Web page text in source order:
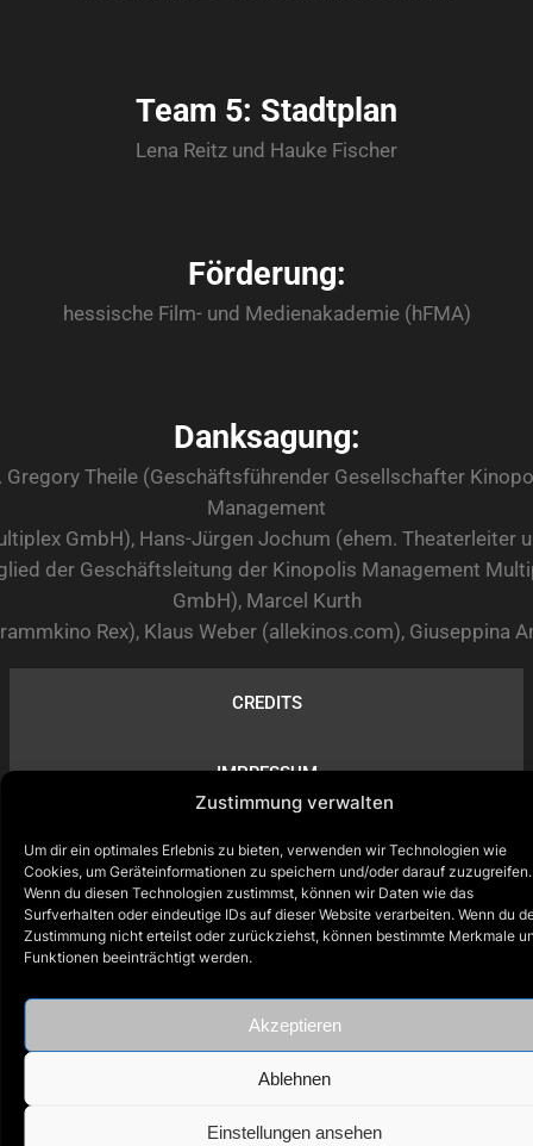
Zustimmung verwalten
Um dir ein optimales Erlebnis zu bieten, verwenden wir Technologien wie
Cookies, um Geräteinformationen zu speichern und/oder darauf zuzugreifen.
Wenn du diesen Technologien zustimmst, können wir Daten wie das
Surfverhalten oder eindeutige IDs auf dieser Website verarbeiten. Wenn du
Zustimmung nicht erteilst oder zurückziehst, können bestimmte Merkmale
Funktionen beeinträchtigt werden.
Akzeptieren
Ablehnen
Einstellungen ansehen
Team 5: Stadtplan
Lena Reitz und Hauke Fischer
Förderung:
hessische Film- und Medienakademie (hFMA)
Danksagung:
Gregory Theile (Geschäftsführender Gesellschafter
Management
GmbH), Hans-Jürgen Jochum (ehem. Theaterleiter
der Geschäftsleitung der Kinopolis Management
GmbH), Marcel Kurth
Rex), Klaus Weber (allekinos.com), Giuseppina
CREDITS
IMPRESSUM
DATENSCHUTZ
QUELLEN